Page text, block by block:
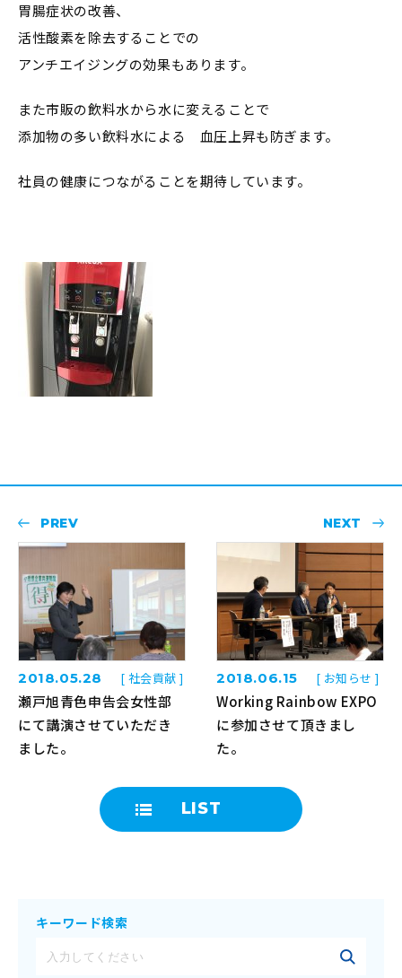
胃腸症状の改善、
活性酸素を除去することでの
アンチエイジングの効果もあります。
また市販の飲料水から水に変えることで
添加物の多い飲料水による 血圧上昇も防ぎます。
社員の健康につながることを期待しています。
PREV
2018.05.28 [ 社会貢献 ]
瀬戸旭青色申告会女性部
にて講演させていただき
ました。
LIST
NEXT
2018.06.15 [ お知らせ ]
Working Rainbow EXPO
に参加させて頂きまし
た。
キーワード検索